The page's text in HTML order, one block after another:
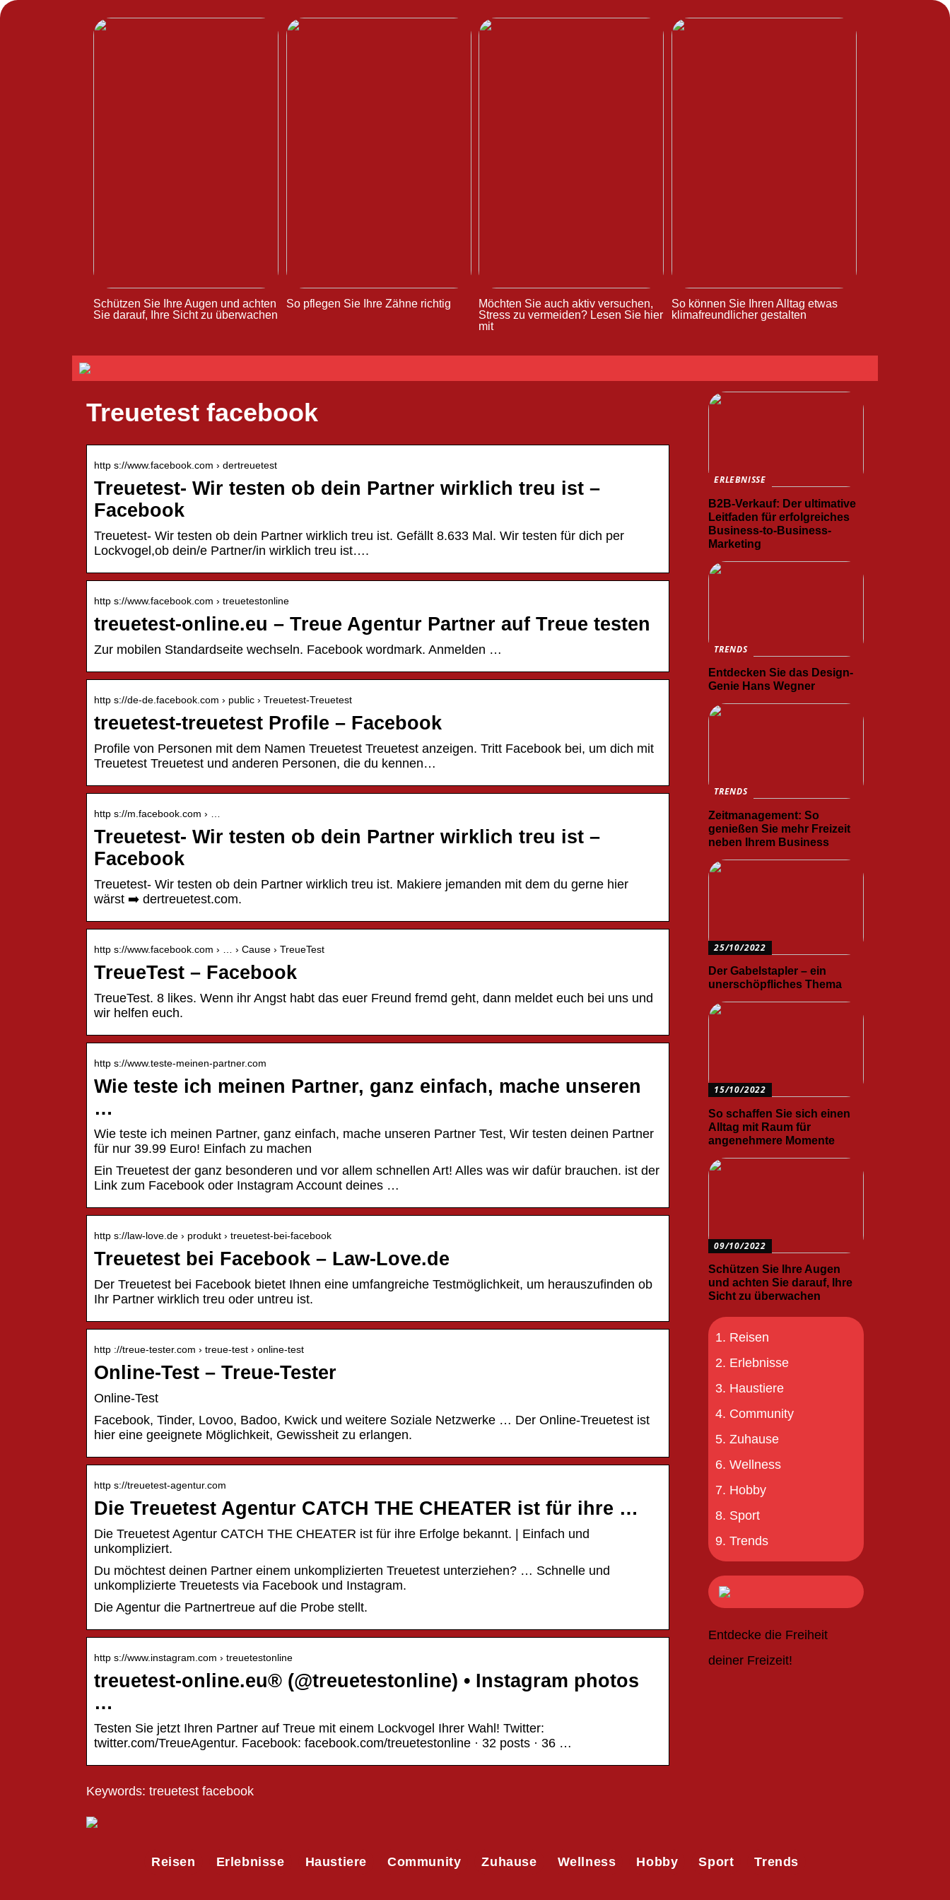
Schützen Sie Ihre Augen und achten
Sie darauf, Ihre Sicht zu überwachen
So pflegen Sie Ihre Zähne richtig
Möchten Sie auch aktiv versuchen,
Stress zu vermeiden? Lesen Sie hier
mit
So können Sie Ihren Alltag etwas
klimafreundlicher gestalten
Treuetest facebook
http s://www.facebook.com › dertreuetest
Treuetest- Wir testen ob dein Partner wirklich treu ist –
Facebook
Treuetest- Wir testen ob dein Partner wirklich treu ist. Gefällt 8.633 Mal. Wir testen für dich per
Lockvogel,ob dein/e Partner/in wirklich treu ist….
http s://www.facebook.com › treuetestonline
treuetest-online.eu – Treue Agentur Partner auf Treue testen
Zur mobilen Standardseite wechseln. Facebook wordmark. Anmelden …
http s://de-de.facebook.com › public › Treuetest-Treuetest
treuetest-treuetest Profile – Facebook
Profile von Personen mit dem Namen Treuetest Treuetest anzeigen. Tritt Facebook bei, um dich mit
Treuetest Treuetest und anderen Personen, die du kennen…
http s://m.facebook.com › …
Treuetest- Wir testen ob dein Partner wirklich treu ist –
Facebook
Treuetest- Wir testen ob dein Partner wirklich treu ist. Makiere jemanden mit dem du gerne hier
wärst ➡️ dertreuetest.com.
http s://www.facebook.com › … › Cause › TreueTest
TreueTest – Facebook
TreueTest. 8 likes. Wenn ihr Angst habt das euer Freund fremd geht, dann meldet euch bei uns und
wir helfen euch.
http s://www.teste-meinen-partner.com
Wie teste ich meinen Partner, ganz einfach, mache unseren
…
Wie teste ich meinen Partner, ganz einfach, mache unseren Partner Test, Wir testen deinen Partner
für nur 39.99 Euro! Einfach zu machen
Ein Treuetest der ganz besonderen und vor allem schnellen Art! Alles was wir dafür brauchen. ist der
Link zum Facebook oder Instagram Account deines …
http s://law-love.de › produkt › treuetest-bei-facebook
Treuetest bei Facebook – Law-Love.de
Der Treuetest bei Facebook bietet Ihnen eine umfangreiche Testmöglichkeit, um herauszufinden ob
Ihr Partner wirklich treu oder untreu ist.
http ://treue-tester.com › treue-test › online-test
Online-Test – Treue-Tester
Online-Test
Facebook, Tinder, Lovoo, Badoo, Kwick und weitere Soziale Netzwerke … Der Online-Treuetest ist
hier eine geeignete Möglichkeit, Gewissheit zu erlangen.
http s://treuetest-agentur.com
Die Treuetest Agentur CATCH THE CHEATER ist für ihre …
Die Treuetest Agentur CATCH THE CHEATER ist für ihre Erfolge bekannt. | Einfach und
unkompliziert.
Du möchtest deinen Partner einem unkomplizierten Treuetest unterziehen? … Schnelle und
unkomplizierte Treuetests via Facebook und Instagram.
Die Agentur die Partnertreue auf die Probe stellt.
http s://www.instagram.com › treuetestonline
treuetest-online.eu® (@treuetestonline) • Instagram photos
…
Testen Sie jetzt Ihren Partner auf Treue mit einem Lockvogel Ihrer Wahl! Twitter:
twitter.com/TreueAgentur. Facebook: facebook.com/treuetestonline · 32 posts · 36 …
Keywords: treuetest facebook
ERLEBNISSE
B2B-Verkauf: Der ultimative
Leitfaden für erfolgreiches
Business-to-Business-
Marketing
TRENDS
Entdecken Sie das Design-
Genie Hans Wegner
TRENDS
Zeitmanagement: So
genießen Sie mehr Freizeit
neben Ihrem Business
25/10/2022
Der Gabelstapler – ein
unerschöpfliches Thema
15/10/2022
So schaffen Sie sich einen
Alltag mit Raum für
angenehmere Momente
09/10/2022
Schützen Sie Ihre Augen
und achten Sie darauf, Ihre
Sicht zu überwachen
Reisen
Erlebnisse
Haustiere
Community
Zuhause
Wellness
Hobby
Sport
Trends
Entdecke die Freiheit
deiner Freizeit!
Reisen Erlebnisse Haustiere Community Zuhause Wellness Hobby Sport Trends